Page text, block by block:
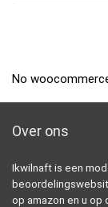
No
Over ons
Ikwilnaft is een
op amazon en u